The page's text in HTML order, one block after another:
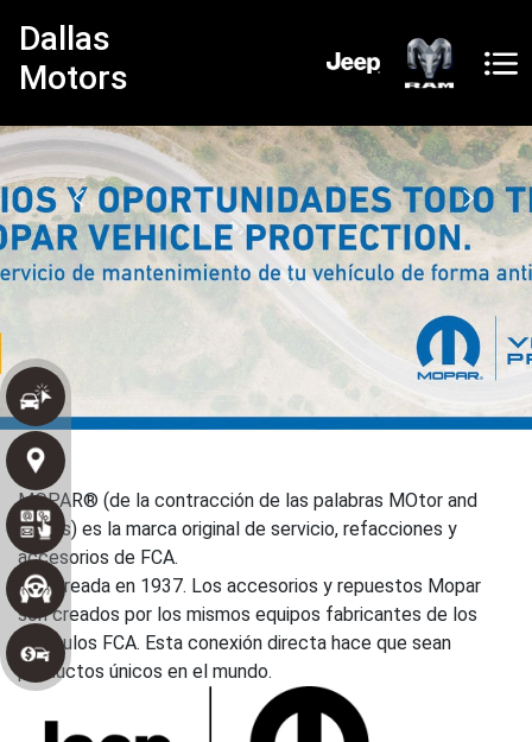
Dallas
Motors
MOPAR® (de la contracción de las palabras MOtor and
PARts) es la marca original de servicio, refacciones y
accesorios de FCA.
Fue creada en 1937. Los accesorios y repuestos Mopar
son creados por los mismos equipos fabricantes de los
vehículos FCA. Esta conexión directa hace que sean
productos únicos en el mundo.